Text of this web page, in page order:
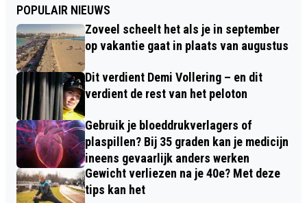
POPULAIR NIEUWS
Zoveel scheelt het als je in september
op vakantie gaat in plaats van augustus
Dit verdient Demi Vollering – en dit
verdient de rest van het peloton
Gebruik je bloeddrukverlagers of
plaspillen? Bij 35 graden kan je medicijn
ineens gevaarlijk anders werken
Gewicht verliezen na je 40e? Met deze
tips kan het